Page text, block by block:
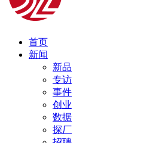
首页
新闻
新品
专访
事件
创业
数据
探厂